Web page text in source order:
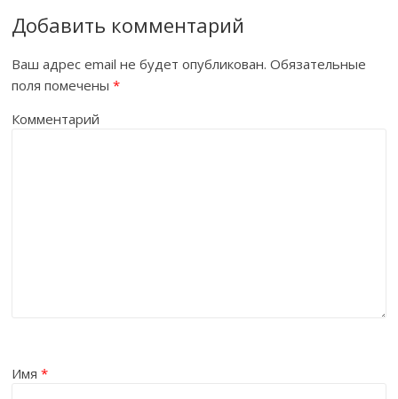
Добавить комментарий
Ваш адрес email не будет опубликован. Обязательные
поля помечены*
Комментарий
Имя*